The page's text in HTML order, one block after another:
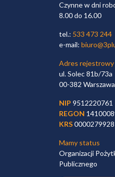
Czynne w dni
8.00 do 16.00
tel.: 533 473 244
e-mail:
Adres rejestrowy
ul. Solec 81b/73a
00-382 Warszawa
NIP 9512220761
REGON
KRS0000279928
Mamy status
Organizacji
Publicznego